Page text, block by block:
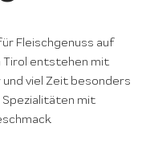
Fleischgenuss auf
Tirol entstehen mit
viel Zeit besonders
mit